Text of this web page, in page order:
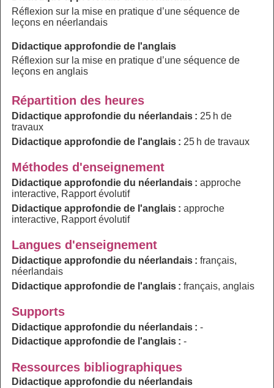
Réflexion sur la mise en pratique d’une séquence de
leçons en néerlandais
Didactique approfondie de l'anglais
Réflexion sur la mise en pratique d’une séquence de
leçons en anglais
Répartition des heures
Didactique approfondie du néerlandais : 25 h de
travaux
Didactique approfondie de l'anglais : 25 h de travaux
Méthodes d'enseignement
Didactique approfondie du néerlandais : approche
interactive, Rapport évolutif
Didactique approfondie de l'anglais : approche
interactive, Rapport évolutif
Langues d'enseignement
Didactique approfondie du néerlandais : français,
néerlandais
Didactique approfondie de l'anglais : français, anglais
Supports
Didactique approfondie du néerlandais : -
Didactique approfondie de l'anglais : -
Ressources bibliographiques
Didactique approfondie du néerlandais